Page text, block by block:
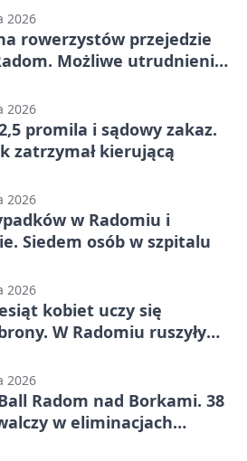
2026
rowerzystów przejedzie
Możliwe utrudnienia
2026
promila i sądowy zakaz.
zatrzymał kierującą
2026
w Radomiu i
Siedem osób w szpitalu
2026
kobiet uczy się
W Radomiu ruszyły
2026
Radom nad Borkami. 38
w eliminacjach